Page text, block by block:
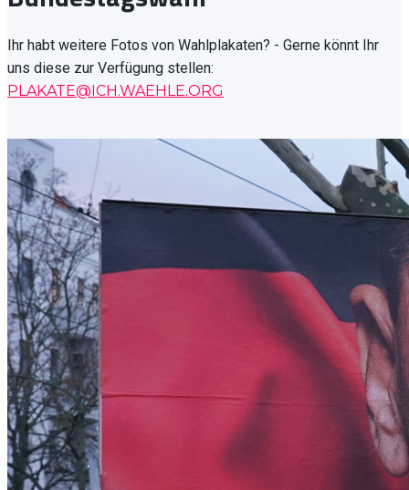
Ihr habt weitere Fotos von Wahlplakaten? - Gerne könnt Ihr
uns diese zur Verfügung stellen:
PLAKATE@ICH.WAEHLE.ORG